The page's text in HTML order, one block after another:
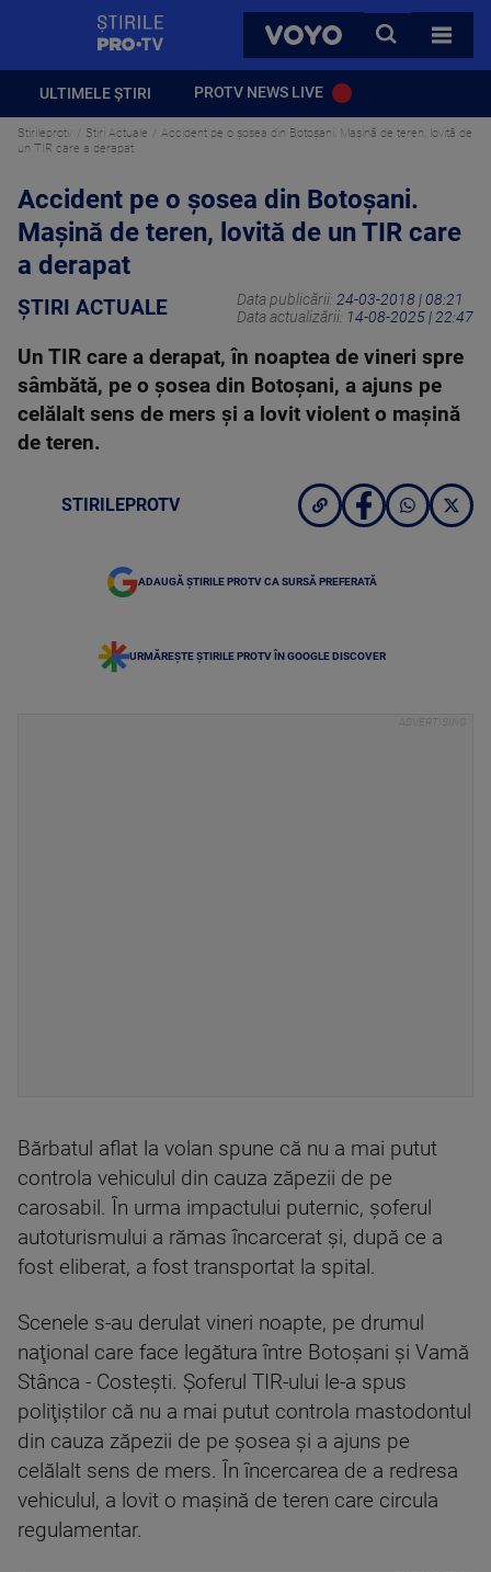
VOYO
CAUTA
TOATE
ULTIMELE ȘTIRI PROTV NEWS LIVE
Stirileprotv Știri Actuale
Accident pe o șosea din Botoșani. Mașină de teren, lovită de
un TIR care a derapat
Accident pe o șosea din Botoșani.
Mașină de teren, lovită de un TIR care
a derapat
ȘTIRI ACTUALE Data publicării: 24-03-2018 | 08:21
Data actualizării: 14-08-2025 | 22:47
Un TIR care a derapat, în noaptea de vineri spre
sâmbătă, pe o şosea din Botoşani, a ajuns pe
celălalt sens de mers şi a lovit violent o maşină
de teren.
STIRILEPROTV
ADAUGĂ ȘTIRILE PROTV CA SURSĂ PREFERATĂ
URMĂREȘTE ȘTIRILE PROTV ÎN GOOGLE DISCOVER
Bărbatul aflat la volan spune că nu a mai putut
controla vehiculul din cauza zăpezii de pe
carosabil. În urma impactului puternic, şoferul
autoturismului a rămas încarcerat şi, după ce a
fost eliberat, a fost transportat la spital.
Scenele s-au derulat vineri noapte, pe drumul
naţional care face legătura între Botoşani şi Vamă
Stânca - Costeşti. Şoferul TIR-ului le-a spus
poliţiştilor că nu a mai putut controla mastodontul
din cauza zăpezii de pe şosea şi a ajuns pe
celălalt sens de mers. În încercarea de a redresa
vehiculul, a lovit o maşină de teren care circula
regulamentar.